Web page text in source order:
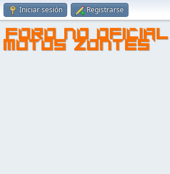
Iniciar sesión Registrarse
FORO NO OFICIAL
MOTOS ZONTES